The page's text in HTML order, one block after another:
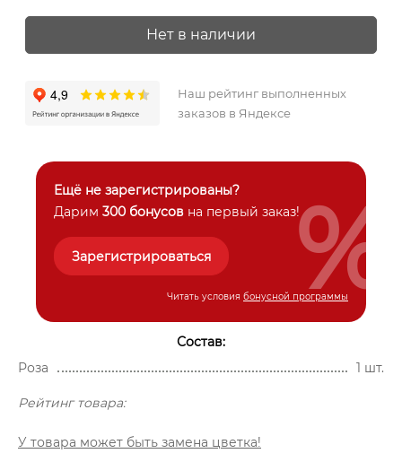
Нет в наличии
Наш рейтинг выполненных
заказов в Яндексе
Ещё не зарегистрированы?
Дарим 300 бонусов на первый заказ!
Зарегистрироваться
Читать условия бонусной программы
%
Состав:
Роза
1 шт.
Рейтинг товара:
У товара может быть замена цветка!